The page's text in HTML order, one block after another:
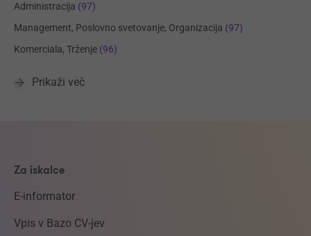
Administracija (97)
Management, Poslovno svetovanje, Organizacija (97)
Komerciala, Trženje (96)
Prikaži več
Za iskalce
E-informator
Vpis v Bazo CV-jev